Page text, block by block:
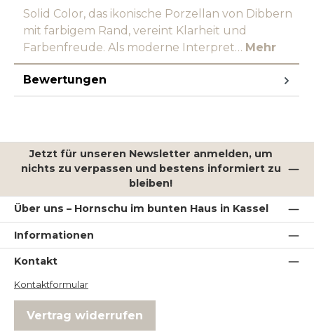
Solid Color, das ikonische Porzellan von Dibbern
mit farbigem Rand, vereint Klarheit und
Farbenfreude. Als moderne Interpret… Mehr
Bewertungen
Jetzt für unseren Newsletter anmelden, um
nichts zu verpassen und bestens informiert zu
bleiben!
Über uns – Hornschu im bunten Haus in Kassel
Informationen
Kontakt
Kontaktformular
Vertrag widerrufen